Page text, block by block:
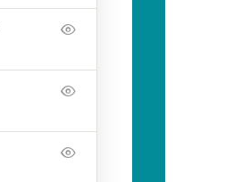
Portal do professor
Loja
Sobre nós